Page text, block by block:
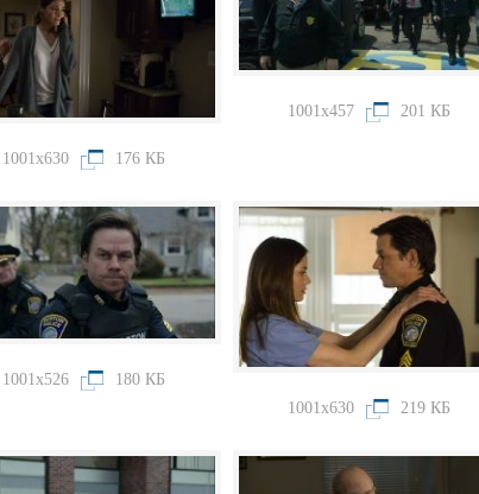
1001x630
176 КБ
1001x457 201 КБ
1001x526
180 КБ
1001x630
219 КБ